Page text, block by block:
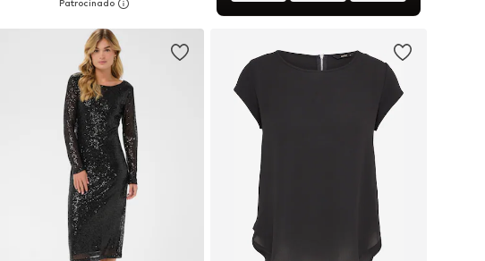
Añadir a la cesta